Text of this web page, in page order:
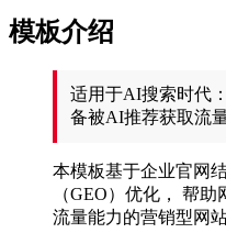
模板介绍
适用于AI搜索时代
备被AI推荐获取流
本模板基于企业官网
（GEO）优化， 帮
流量能力的营销型网站